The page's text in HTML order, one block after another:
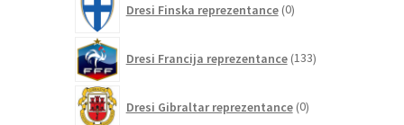
Dresi Finska reprezentance 0izdelkov
Dresi Francija reprezentance 133izdelkov
Dresi Gibraltar reprezentance 0izdelkov